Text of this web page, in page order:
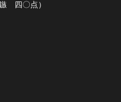
四〇点）